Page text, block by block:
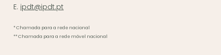
E. ipdt@ipdt.pt
* Chamada para a rede nacional
** Chamada para a rede móvel nacional